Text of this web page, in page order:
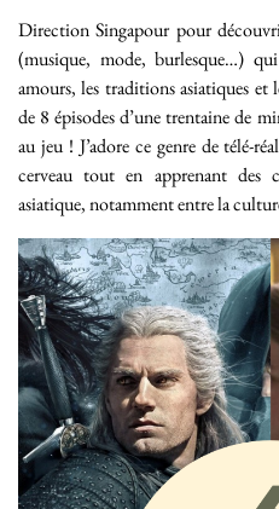
Direction Singapour pour
(musique, mode, burlesque…)
amours, les traditions asiatiques et
de 8 épisodes d’une trentaine de
au jeu ! J’adore ce genre de télé-
cerveau tout en apprenant des
asiatique, notamment entre la